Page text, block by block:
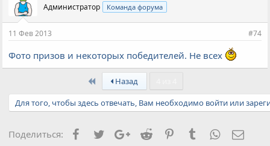
Администратор Команда форума
11 Фев 2013 #74
Фото призов и некоторых победителей. Не всех
First Назад
Для того, чтобы здесь отвечать, Вам необходимо войти или
Поделиться: Facebook
TwitterGoogle+
Reddit PinterestTumblrWhatsApp